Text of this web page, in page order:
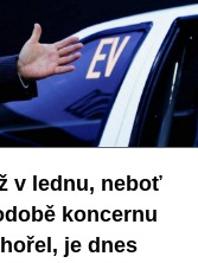
v lednu, neboť
koncernu
je dnes